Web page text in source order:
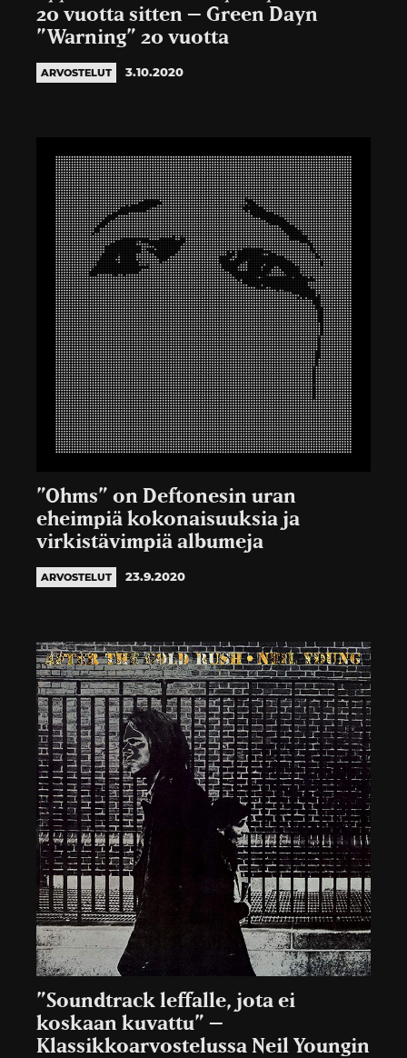
20 vuotta sitten – Green Dayn
”Warning” 20 vuotta
ARVOSTELUT 3.10.2020
”Ohms” on Deftonesin uran
eheimpiä kokonaisuuksia ja
virkistävimpiä albumeja
ARVOSTELUT 23.9.2020
”Soundtrack leffalle, jota ei
koskaan kuvattu” –
Klassikkoarvostelussa Neil Youngin